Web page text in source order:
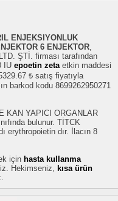
ENJEKSIYONLUK
6 ENJEKTOR,
ŞTİ. firması tarafından
IU epoetin zetaetkin maddesi
₺ satış fiyatıyla
barkod kodu 8699262950271
KAN YAPICI ORGANLAR
bulunur. TİTCK
erythropoietin dır. İlacın 8
için hasta kullanma
Hekimseniz, kısa ürün